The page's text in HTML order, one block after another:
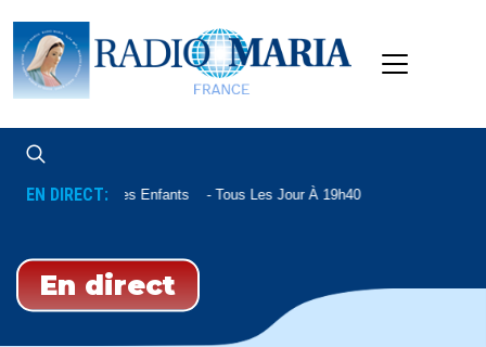
EN DIRECT:
Pour Vous Les Enfants Tous Les Jour À 19h40
En direct